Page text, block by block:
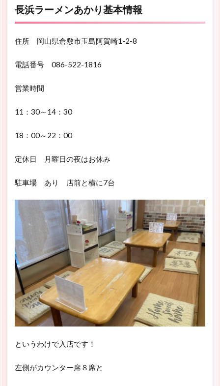
長浜ラーメンあかり基本情報
住所 岡山県倉敷市玉島阿賀崎1-2-8
電話番号 086-522-1816
営業時間
11：30～14：30
18：00～22：00
定休日 月曜日の夜はお休み
駐車場 あり 店前と横に7台
というわけで入店です！
左側がカウンター席８席と